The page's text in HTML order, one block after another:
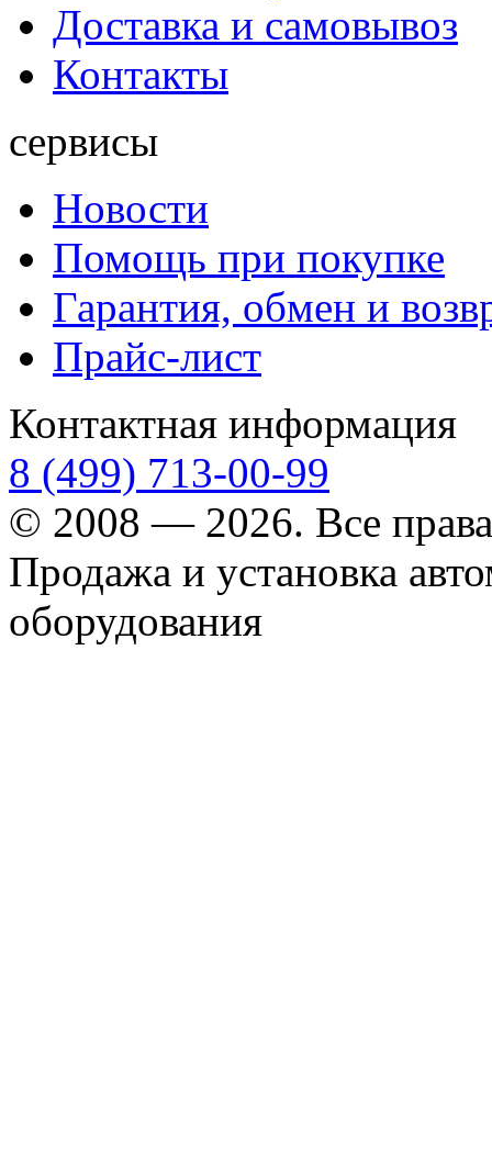
Доставка и самовывоз
Контакты
сервисы
Новости
Помощь при покупке
Гарантия, обмен и
Прайс-лист
Контактная информация
8 (499) 713-00-99
© 2008 — 2026. Все
Продажа и установка
оборудования